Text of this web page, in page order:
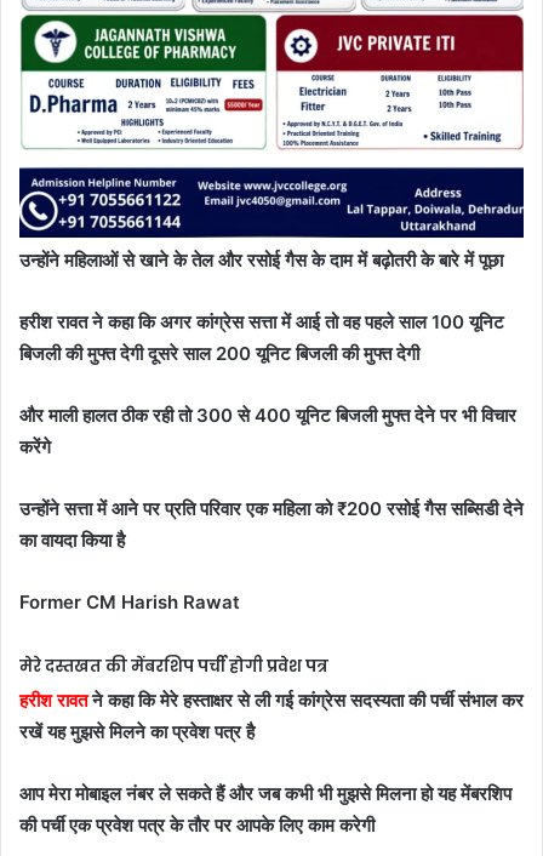
उन्होंने महिलाओं से खाने के तेल और रसोई गैस के दाम में बढ़ोतरी के बारे में पूछा
हरीश रावत ने कहा कि अगर कांग्रेस सत्ता में आई तो वह पहले साल 100 यूनिट
बिजली की मुफ्त देगी दूसरे साल 200 यूनिट बिजली की मुफ्त देगी
और माली हालत ठीक रही तो 300 से 400 यूनिट बिजली मुफ्त देने पर भी विचार
करेंगे
उन्होंने सत्ता में आने पर प्रति परिवार एक महिला को ₹200 रसोई गैस सब्सिडी देने
का वायदा किया है
Former CM Harish Rawat
मेरे दस्तखत की मेंबरशिप पर्ची होगी प्रवेश पत्र
हरीश रावतने कहा कि मेरे हस्ताक्षर से ली गई कांग्रेस सदस्यता की पर्ची संभाल कर
रखें यह मुझसे मिलने का प्रवेश पत्र है
आप मेरा मोबाइल नंबर ले सकते हैं और जब कभी भी मुझसे मिलना हो यह मेंबरशिप
की पर्ची एक प्रवेश पत्र के तौर पर आपके लिए काम करेगी